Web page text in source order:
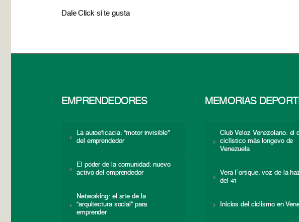
Dale Click si te gusta
EMPRENDEDORES
La autoeficacia: “motor invisible”
del emprendedor
El poder de la comunidad: nuevo
activo del emprendedor
Networking: el arte de la
“arquitectura social” para
emprender
MEMORIAS
Club Veloz Venezolano: el
ciclístico más longevo de
Venezuela
Vera Fortique: voz de la
del 41
Inicios del ciclismo en